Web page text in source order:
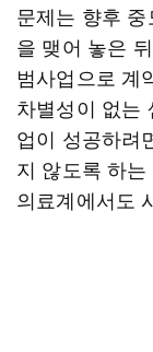
문제는 향후
을 맺어 놓은
범사업으로 계
차별성이 없는
업이 성공하려
지 않도록 하
의료계에서도